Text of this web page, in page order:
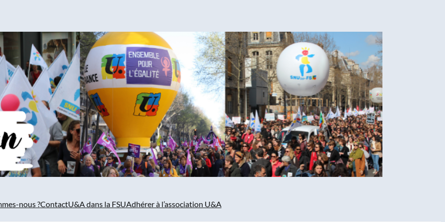
nous ?ContactU&A dans la FSUAdhérer à l’association U&A